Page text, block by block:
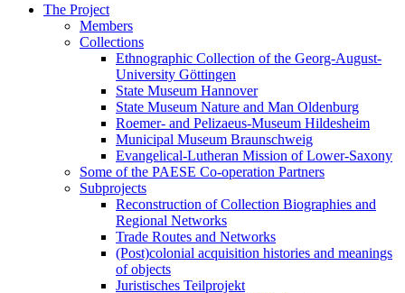
The Project
Members
Collections
Ethnographic Collection of the Georg-August-
University Göttingen
State Museum Hannover
State Museum Nature and Man Oldenburg
Roemer- and Pelizaeus-Museum Hildesheim
Municipal Museum Braunschweig
Evangelical-Lutheran Mission of Lower-Saxony
Some of the PAESE Co-operation Partners
Subprojects
Reconstruction of Collection Biographies and
Regional Networks
Trade Routes and Networks
(Post)colonial acquisition histories and meanings
of objects
Juristisches Teilprojekt